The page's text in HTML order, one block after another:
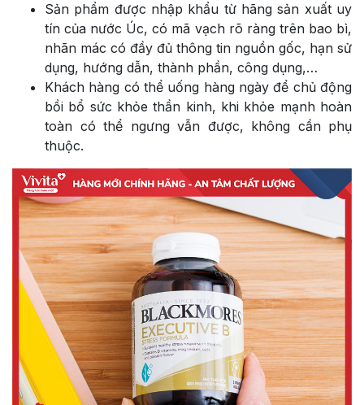
Sản phẩm được nhập khẩu từ hãng sản xuất uy
tín của nước Úc, có mã vạch rõ ràng trên bao bì,
nhãn mác có đầy đủ thông tin nguồn gốc, hạn sử
dụng, hướng dẫn, thành phần, công dụng,…
Khách hàng có thể uống hàng ngày để chủ động
bồi bổ sức khỏe thần kinh, khi khỏe mạnh hoàn
toàn có thể ngưng vẫn được, không cần phụ
thuộc.